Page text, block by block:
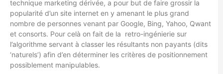
technique marketing dérivée, a pour but de faire grossir la
popularité d’un site internet en y amenant le plus grand
nombre de personnes venant par Google, Bing, Yahoo, Qwant
et consorts. Pour celà on fait de la retro-ingénierie sur
l’algorithme servant à classer les résultants non payants (dits
‘naturels’) afin d’en déterminer les critères de positionnement
possiblement manipulables.